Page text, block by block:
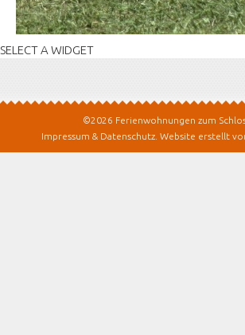
SELECT A WIDGET
©2026 Ferienwohnungen zum
Impressum & Datenschutz. Website erstellt